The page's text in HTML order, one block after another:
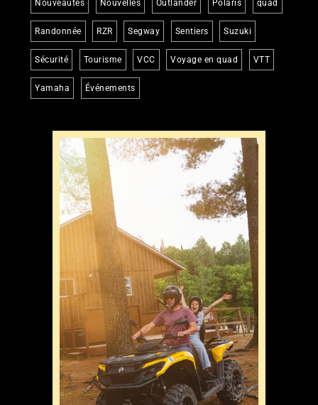
Nouveautés Nouvelles Outlander Polaris quad
Randonnée RZR Segway Sentiers Suzuki
Sécurité Tourisme VCC Voyage en quad VTT
Yamaha Événements